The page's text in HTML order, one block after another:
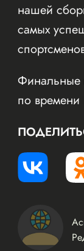
нашей
самых
Финальные
по времени